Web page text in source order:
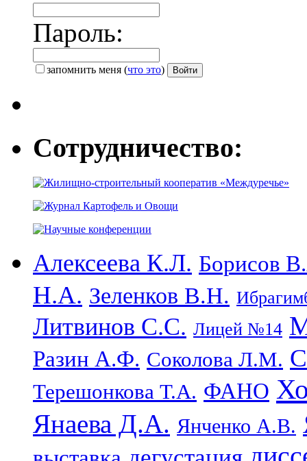
Пароль:
запомнить меня (что это)
Сотрудничество:
Алексеева К.Л. Борисов
Н.А. Зеленков В.Н.
Литвинов С.С. Лицей №14
Разин А.Ф. Соколова Л.М.
Терешонкова Т.А. ФАНО
Янаева Д.А. Янченко А.В.